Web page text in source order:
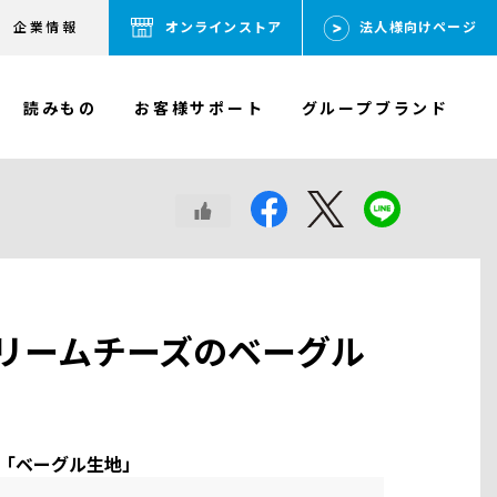
企業情報 オンラインストア 法人様向けページ
読みもの お客様サポート グループブランド
ームチーズのベーグル
ベーグル生地」